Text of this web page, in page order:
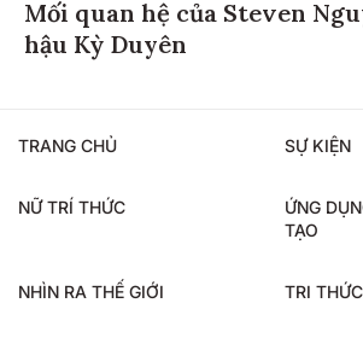
Mối quan hệ của Steven
hậu Kỳ Duyên
TRANG CHỦ SỰ KIỆN
NỮ TRÍ THỨC
ỨNG
TẠO
NHÌN RA THẾ GIỚI TRI